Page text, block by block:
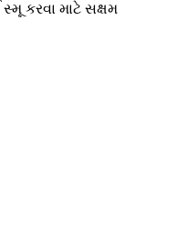
કરવા માટે સક્ષમ